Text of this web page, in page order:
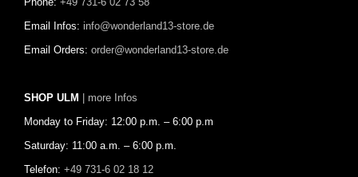
Phone: +49 731-6 02 73 58
Email Infos: info@wonderland13-store.de
Email Orders: order@wonderland13-store.de
SHOP ULM | more Infos
Monday to Friday: 12:00 p.m. – 6:00 p.m
Saturday: 11:00 a.m. – 6:00 p.m.
Telefon: +49 731-6 02 18 12